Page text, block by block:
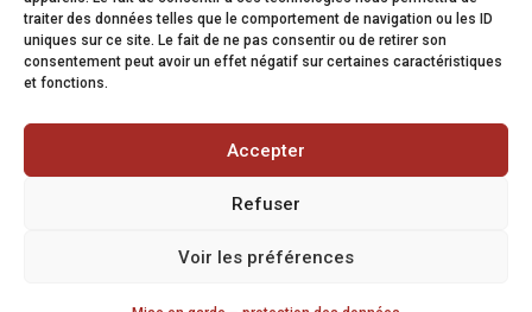
traiter des données telles que le comportement de navigation ou les ID
uniques sur ce site. Le fait de ne pas consentir ou de retirer son
consentement peut avoir un effet négatif sur certaines caractéristiques
et fonctions.
Accepter
Refuser
Voir les préférences
Travaux publics
079 213 92 08